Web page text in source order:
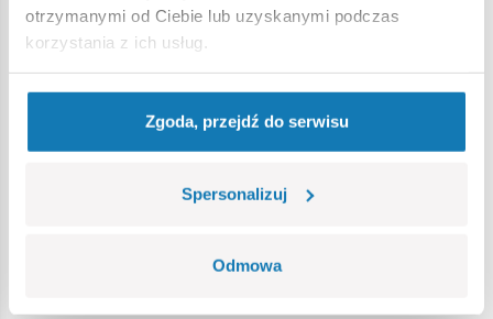
otrzymanymi od Ciebie lub uzyskanymi podczas
korzystania z ich usług.
Zgoda, przejdź do serwisu
Spersonalizuj
Odmowa
Specyfikacja
34
5902251020545